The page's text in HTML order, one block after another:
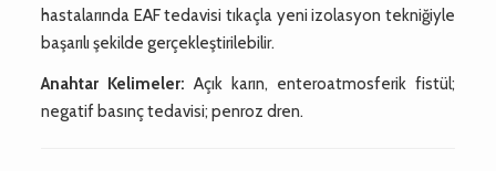
hastalarında EAF tedavisi tıkaçla yeni izolasyon tekniğiyle
başarılı şekilde gerçekleştirilebilir.
Anahtar Kelimeler: Açık karın, enteroatmosferik fistül;
negatif basınç tedavisi; penroz dren.